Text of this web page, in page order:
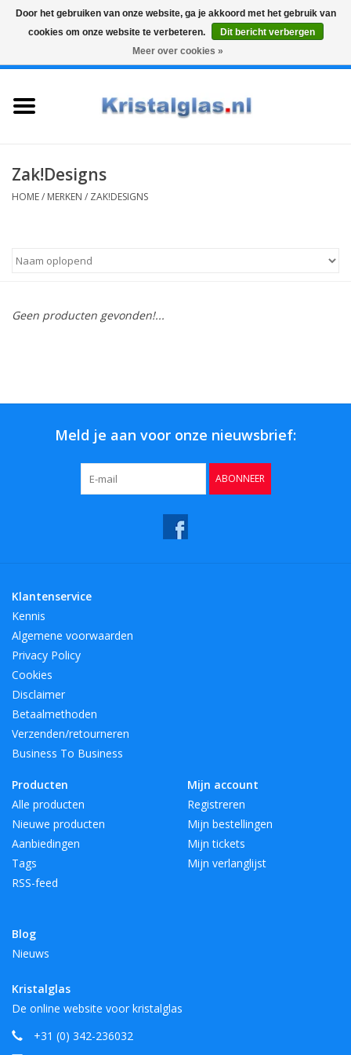
Graveren
Karaffen
Zak!Designs
HOME/ MERKEN / ZAK!DESIGNS
Geen producten gevonden!...
Meld je aan voor onze nieuwsbrief:
ABONNEER
Klantenservice
Kennis
Algemene voorwaarden
Privacy Policy
Cookies
Disclaimer
Betaalmethoden
Verzenden/retourneren
Business To Business
Producten
Alle producten
Nieuwe producten
Aanbiedingen
Tags
RSS-feed
Blog
Nieuws
Mijn account
Registreren
Mijn bestellingen
Mijn tickets
Mijn verlanglijst
Kristalglas
De online website voor kristalglas
+31 (0) 342-236032
Door het gebruiken van onze website, ga je akkoord met het gebruik van
cookies om onze website te verbeteren.
Dit bericht verbergen
Meer over cookies »